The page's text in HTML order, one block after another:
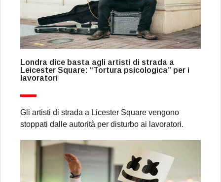
Londra dice basta agli artisti di strada a
Leicester Square: “Tortura psicologica” per i
lavoratori
Gli artisti di strada a Licester Square vengono
stoppati dalle autorità per disturbo ai lavoratori.